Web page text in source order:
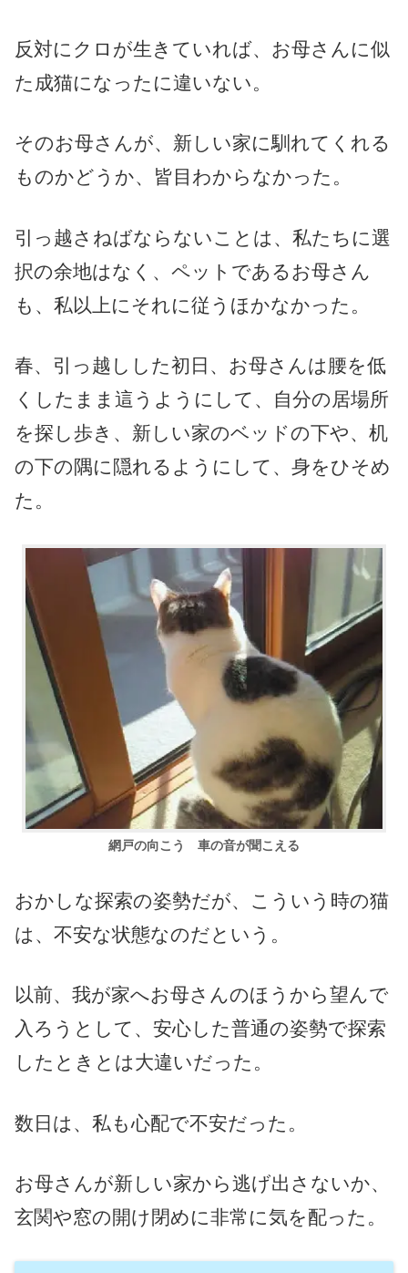
反対にクロが生きていれば、お母さんに似
た成猫になったに違いない。
そのお母さんが、新しい家に馴れてくれる
ものかどうか、皆目わからなかった。
引っ越さねばならないことは、私たちに選
択の余地はなく、ペットであるお母さん
も、私以上にそれに従うほかなかった。
春、引っ越しした初日、お母さんは腰を低
くしたまま這うようにして、自分の居場所
を探し歩き、新しい家のベッドの下や、机
の下の隅に隠れるようにして、身をひそめ
た。
網戸の向こう 車の音が聞こえる
おかしな探索の姿勢だが、こういう時の猫
は、不安な状態なのだという。
以前、我が家へお母さんのほうから望んで
入ろうとして、安心した普通の姿勢で探索
したときとは大違いだった。
数日は、私も心配で不安だった。
お母さんが新しい家から逃げ出さないか、
玄関や窓の開け閉めに非常に気を配った。